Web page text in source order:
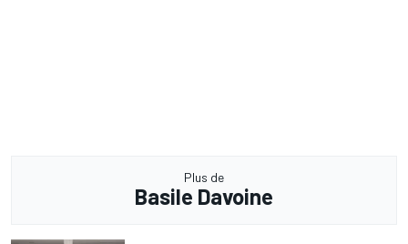
Plus de
Basile Davoine